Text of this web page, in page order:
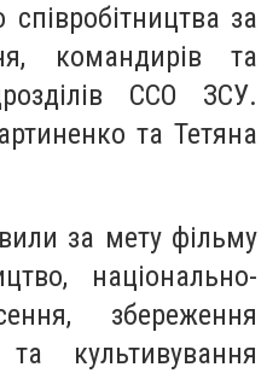
співробітництва за
командирів та
ССО ЗСУ.
та Тетяна
за мету фільму
національно-
збереження
та культивування